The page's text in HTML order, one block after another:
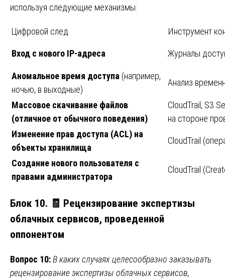
используя следующие механизмы:
Цифровой след Инструмент
Вход с нового IP-адреса Журналы
Аномальное время доступа (например,
ночью, в выходные)
Анализ
Массовое скачивание файлов
(отличное от обычного поведения)
CloudTrail, S3
на стороне
Изменение прав доступа (ACL) на
объекты хранилища
CloudTrail
Создание нового пользователя с
правами администратора
CloudTrail
Блок 10. 🧾 Рецензирование экспертизы
облачных сервисов, проведенной
оппонентом
Вопрос 10:В каких случаях целесообразно заказывать
рецензирование экспертизы облачных сервисов,